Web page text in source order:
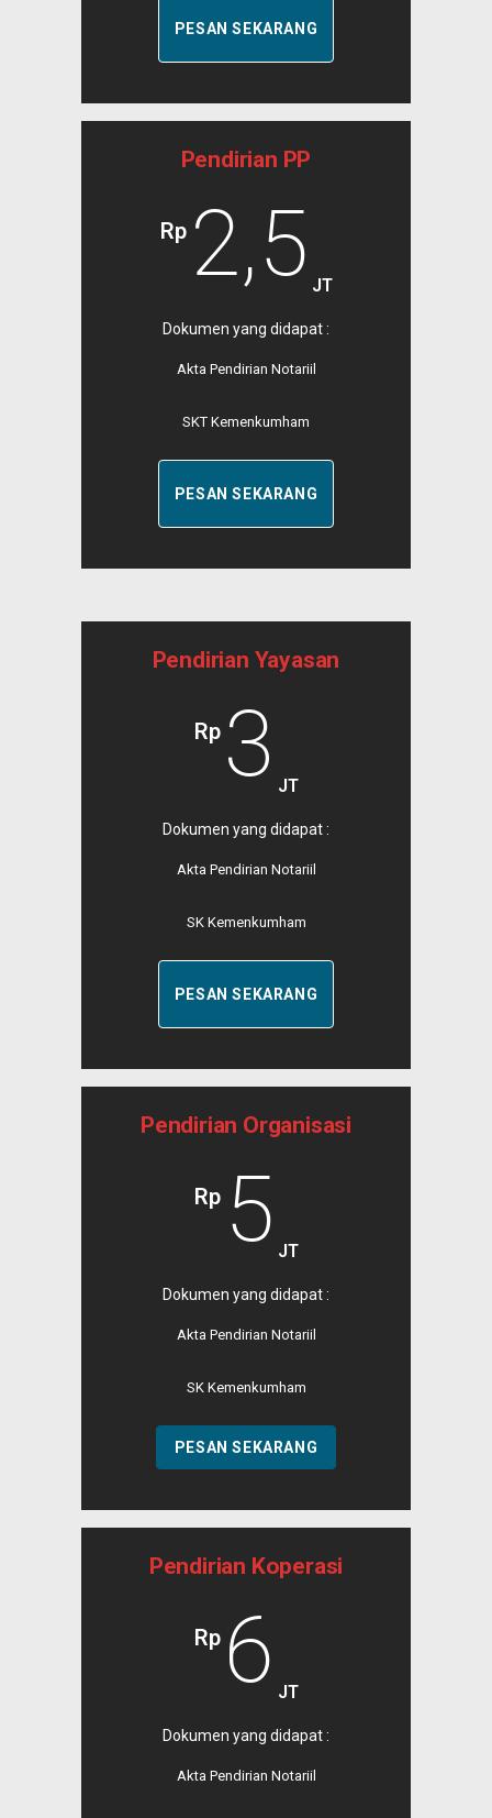
PESAN SEKARANG
Pendirian PP
Rp 2,5 JT
Dokumen yang didapat :
Akta Pendirian Notariil
SKT Kemenkumham
PESAN SEKARANG
Pendirian Yayasan
Rp 3 JT
Dokumen yang didapat :
Akta Pendirian Notariil
SK Kemenkumham
PESAN SEKARANG
Pendirian Organisasi
Rp 5 JT
Dokumen yang didapat :
Akta Pendirian Notariil
SK Kemenkumham
PESAN SEKARANG
Pendirian Koperasi
Rp 6 JT
Dokumen yang didapat :
Akta Pendirian Notariil